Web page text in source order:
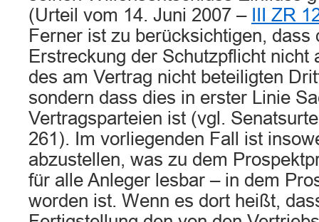
(Urteil vom 14. Juni 2007 –
III ZR
Ferner ist zu berücksichtigen, dass
Erstreckung der Schutzpflicht nicht
des am Vertrag nicht beteiligten
sondern dass dies in erster Linie
Vertragsparteien ist (vgl.
261). Im vorliegenden Fall ist
abzustellen, was zu dem
für alle Anleger lesbar – in dem
worden ist. Wenn es dort heißt,